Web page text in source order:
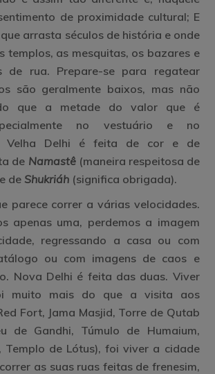
de proximidade cultural; E
que arrasta séculos de história e onde
templos, as mesquitas, os bazares e
de rua. Prepare-se para regatear
são geralmente baixos, mas não
que a metade do valor que é
no vestuário e no
Velha Delhi é feita de cor e de
de Namastê(maneira respeitosa de
de Shukriáh (significa obrigada).
parece correr a várias velocidades.
apenas uma, perdemos a imagem
regressando a casa ou com
ou com imagens de caos e
Nova Delhi é feita das duas. Viver
muito mais do que a visita aos
Fort, Jama Masjid, Torre de Qutab
de Gandhi, Túmulo de Humaium,
Templo de Lótus), foi viver a cidade
as suas ruas feitas de frenesim,